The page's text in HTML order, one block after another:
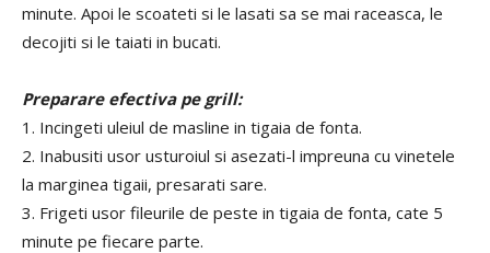
minute. Apoi le scoateti si le lasati sa se mai raceasca, le
decojiti si le taiati in bucati.
Preparare efectiva pe grill:
1. Incingeti uleiul de masline in tigaia de fonta.
2. Inabusiti usor usturoiul si asezati-l impreuna cu vinetele
la marginea tigaii, presarati sare.
3. Frigeti usor fileurile de peste in tigaia de fonta, cate 5
minute pe fiecare parte.